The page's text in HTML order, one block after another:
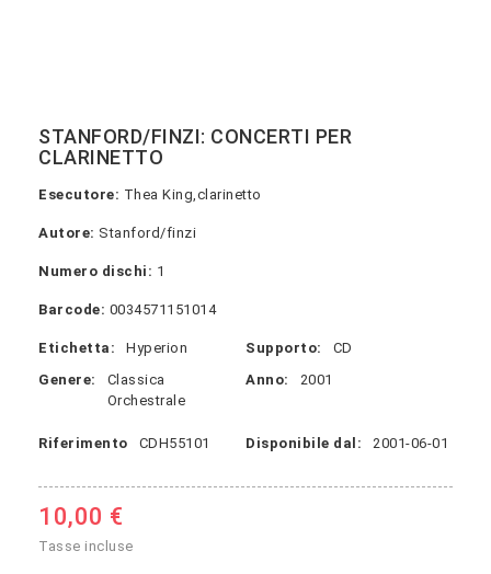
STANFORD/FINZI: CONCERTI PER
CLARINETTO
Esecutore: Thea King,clarinetto
Autore: Stanford/finzi
Numero dischi: 1
Barcode: 0034571151014
Etichetta: Hyperion Supporto:
CD
Genere:
Classica
Orchestrale
Anno: 2001
Riferimento CDH55101 Disponibile dal: 2001-06-01
10,00 €
Tasse incluse